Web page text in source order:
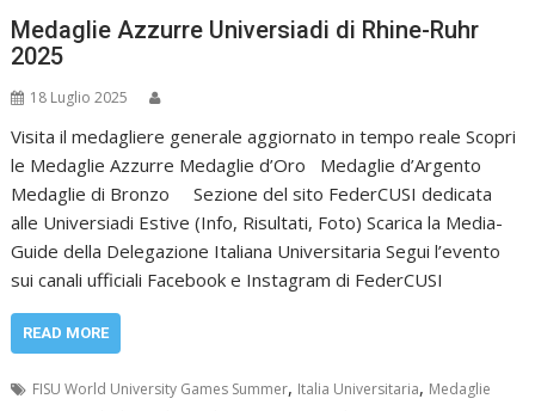
Medaglie Azzurre Universiadi di Rhine-Ruhr
2025
18 Luglio 2025
Visita il medagliere generale aggiornato in tempo reale Scopri
le Medaglie Azzurre Medaglie d’Oro Medaglie d’Argento
Medaglie di Bronzo Sezione del sito FederCUSI dedicata
alle Universiadi Estive (Info, Risultati, Foto) Scarica la Media-
Guide della Delegazione Italiana Universitaria Segui l’evento
sui canali ufficiali Facebook e Instagram di FederCUSI
READ MORE
FISU World University Games Summer, Italia Universitaria, Medaglie